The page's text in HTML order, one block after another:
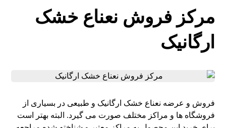
مرکز فروش نعناع خشک
ارگانیک
فروش و عرضه نعناع خشک ارگانیک و طبیعی در بسیاری از
فروشگاه ها و مراکز مختلف صورت می گیرد. البته بهتر است